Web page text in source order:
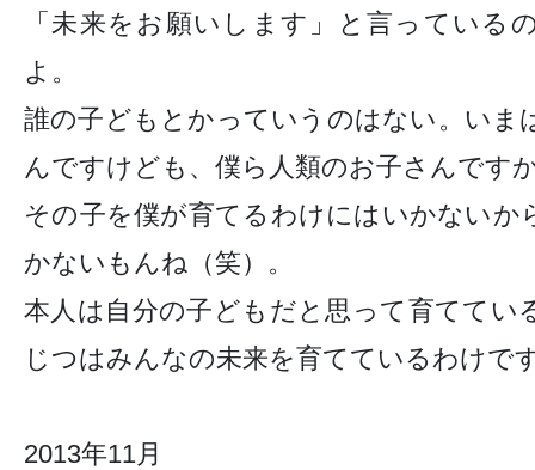
「未来をお願いします」と言っている
よ。
誰の子どもとかっていうのはない。いま
んですけども、僕ら人類のお子さんです
その子を僕が育てるわけにはいかないか
かないもんね（笑）。
本人は自分の子どもだと思って育ててい
じつはみんなの未来を育てているわけで
2013年11月